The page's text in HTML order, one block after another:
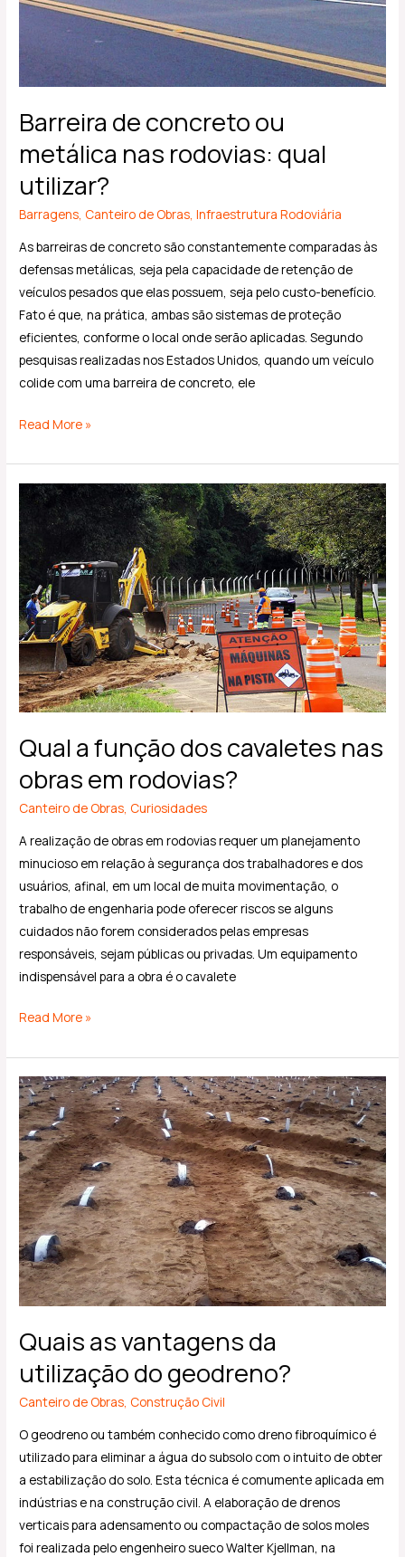
Barreira de concreto ou
metálica nas rodovias: qual
utilizar?
Barragens, Canteiro de Obras,Infraestrutura Rodoviária
As barreiras de concreto são constantemente comparadas às
defensas metálicas, seja pela capacidade de retenção de
veículos pesados que elas possuem, seja pelo custo-benefício.
Fato é que, na prática, ambas são sistemas de proteção
eficientes, conforme o local onde serão aplicadas. Segundo
pesquisas realizadas nos Estados Unidos, quando um veículo
colide com uma barreira de concreto, ele
rodovias:
utilizar?
Read More »
Qual a função dos cavaletes nas
obras em rodovias?
Canteiro de Obras, Curiosidades
A realização de obras em rodovias requer um planejamento
minucioso em relação à segurança dos trabalhadores e dos
usuários, afinal, em um local de muita movimentação, o
trabalho de engenharia pode oferecer riscos se alguns
cuidados não forem considerados pelas empresas
responsáveis, sejam públicas ou privadas. Um equipamento
indispensável para a obra é o cavalete
Qual
a
função
dos
cavaletes
nas
obras
em
rodovias?
Read More »
Quais as vantagens da
utilização do geodreno?
Canteiro de Obras, Construção Civil
O geodreno ou também conhecido como dreno fibroquímico é
utilizado para eliminar a água do subsolo com o intuito de obter
a estabilização do solo. Esta técnica é comumente aplicada em
indústrias e na construção civil. A elaboração de drenos
verticais para adensamento ou compactação de solos moles
foi realizada pelo engenheiro sueco Walter Kjellman, na
Quais
as
vantagens
da
utilização
do
geodreno?